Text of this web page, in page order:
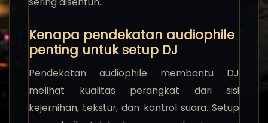
Kenapa pendekatan audiophile
penting untuk setup DJ
Pendekatan audiophile membantu DJ
melihat kualitas perangkat dari sisi
kejernihan, tekstur, dan kontrol suara. Setup